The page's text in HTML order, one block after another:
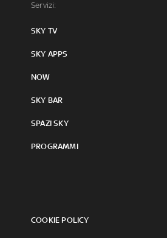
Servizi:
SKY TV
SKY APPS
NOW
SKY BAR
SPAZI SKY
PROGRAMMI
COOKIE POLICY